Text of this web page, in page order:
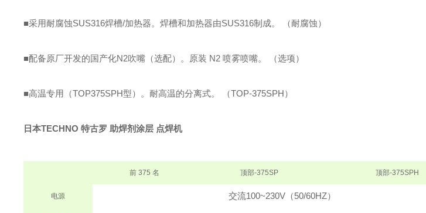
■采用耐腐蚀SUS316焊槽/加热器。 焊槽和加热器由SUS316制成。 （耐腐蚀）
■配备原厂开发的国产化N2吹嘴（选配）。 原装 N2 喷雾喷嘴。 （选项）
■高温专用（TOP375SPH型）。 耐高温的分离式。 （TOP-375SPH）
日本TECHNO 特古罗 助焊剂涂层 点焊机
前 375 名 顶部-375SP 顶部-375SPH
电源 交流100~230V（50/60HZ）